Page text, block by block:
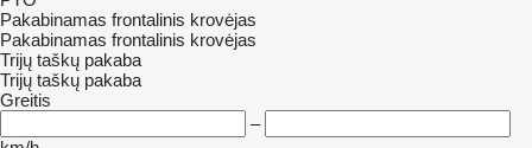
Pakabinamas frontalinis krovėjas
Pakabinamas frontalinis krovėjas
Trijų taškų pakaba
Trijų taškų pakaba
Greitis
–